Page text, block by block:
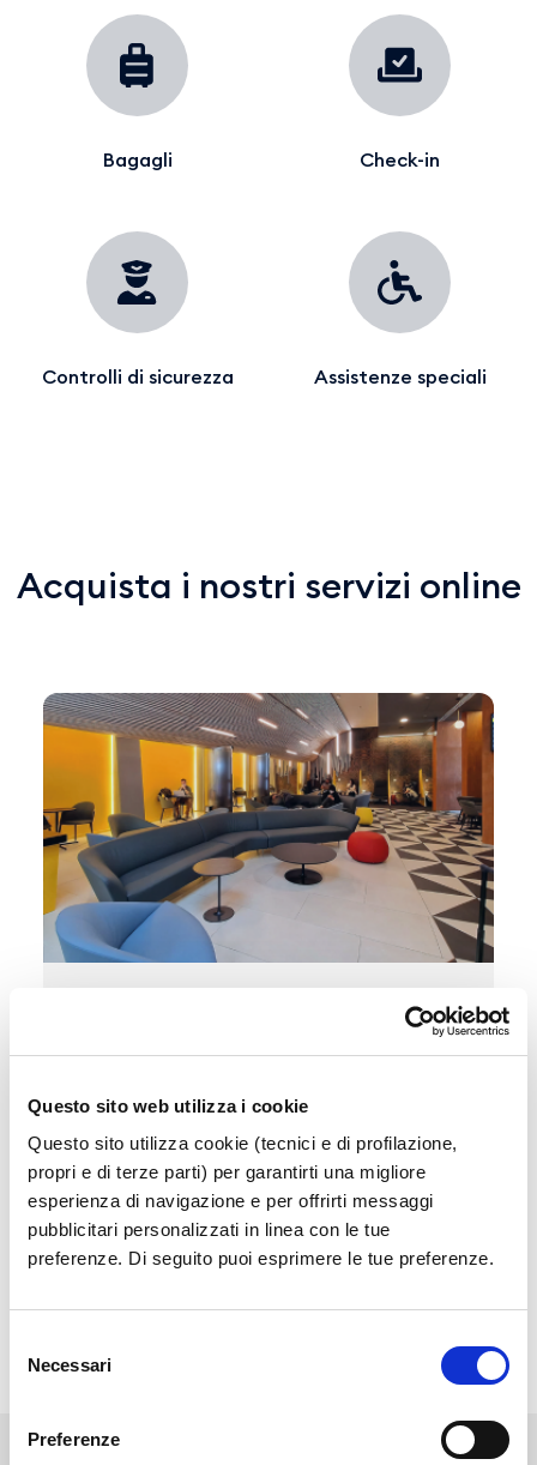
Questo sito web utilizza i cookie
Questo sito utilizza cookie (tecnici e di profilazione,
propri e di terze parti) per garantirti una migliore
esperienza di navigazione e per offrirti messaggi
pubblicitari personalizzati in linea con le tue
preferenze. Di seguito puoi esprimere le tue preferenze.
delNecessari
Preferenze
Bagagli Check-in
Controlli di sicurezza Assistenze speciali
Acquista i nostri servizi online
Scopri di più